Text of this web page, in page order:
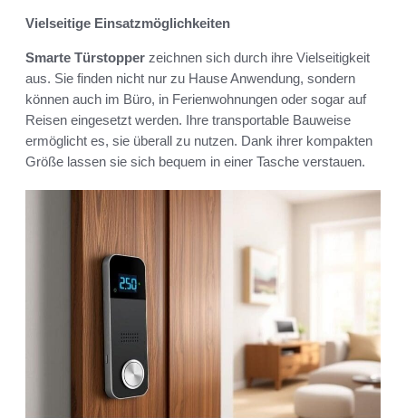
Vielseitige Einsatzmöglichkeiten
Smarte Türstopper zeichnen sich durch ihre Vielseitigkeit
aus. Sie finden nicht nur zu Hause Anwendung, sondern
können auch im Büro, in Ferienwohnungen oder sogar auf
Reisen eingesetzt werden. Ihre transportable Bauweise
ermöglicht es, sie überall zu nutzen. Dank ihrer kompakten
Größe lassen sie sich bequem in einer Tasche verstauen.